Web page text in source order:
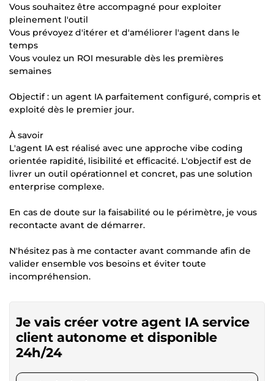
Vous souhaitez être accompagné pour exploiter
pleinement l'outil
Vous prévoyez d'itérer et d'améliorer l'agent dans le
temps
Vous voulez un ROI mesurable dès les premières
semaines
Objectif : un agent IA parfaitement configuré, compris et
exploité dès le premier jour.
À savoir
L'agent IA est réalisé avec une approche vibe coding
orientée rapidité, lisibilité et efficacité. L'objectif est de
livrer un outil opérationnel et concret, pas une solution
enterprise complexe.
En cas de doute sur la faisabilité ou le périmètre, je vous
recontacte avant de démarrer.
N'hésitez pas à me contacter avant commande afin de
valider ensemble vos besoins et éviter toute
incompréhension.
Je vais créer votre agent IA service
client autonome et disponible
24h/24